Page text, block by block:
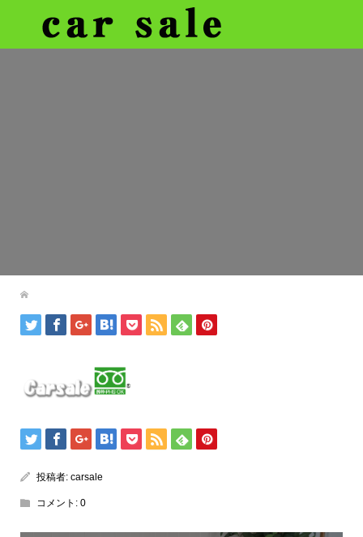
投稿者: carsale
コメント: 0